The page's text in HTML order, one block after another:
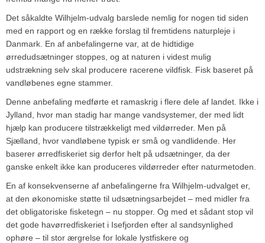
Det såkaldte Wilhjelm-udvalg barslede nemlig for nogen tid siden
med en rapport og en række forslag til fremtidens naturpleje i
Danmark. En af anbefalingerne var, at de hidtidige
ørredudsætninger stoppes, og at naturen i videst mulig
udstrækning selv skal producere racerene vildfisk. Fisk baseret på
vandløbenes egne stammer.
Denne anbefaling medførte et ramaskrig i flere dele af landet. Ikke i
Jylland, hvor man stadig har mange vandsystemer, der med lidt
hjælp kan producere tilstrækkeligt med vildørreder. Men på
Sjælland, hvor vandløbene typisk er små og vandlidende. Her
baserer ørredfiskeriet sig derfor helt på udsætninger, da der
ganske enkelt ikke kan produceres vildørreder efter naturmetoden.
En af konsekvenserne af anbefalingerne fra Wilhjelm-udvalget er,
at den økonomiske støtte til udsætningsarbejdet – med midler fra
det obligatoriske fisketegn – nu stopper. Og med et sådant stop vil
det gode havørredfiskeriet i Isefjorden efter al sandsynlighed
ophøre – til stor ærgrelse for lokale lystfiskere og